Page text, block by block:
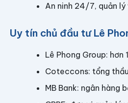
An ninh 24/7, quản lý
Uy tín chủ đầu tư Lê
Lê Phong Group:
Coteccons: tổng
MB Bank: ngân hàng